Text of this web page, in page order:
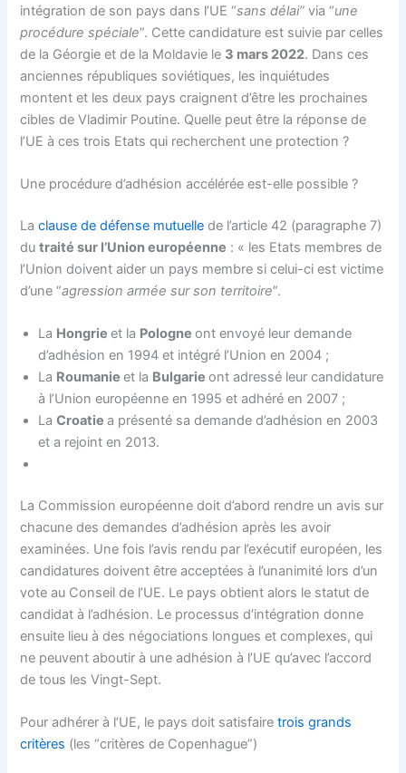
intégration de son pays dans l’UE “sans délai” via “une
procédure spéciale”. Cette candidature est suivie par celles
de la Géorgie et de la Moldavie le 3 mars 2022. Dans ces
anciennes républiques soviétiques, les inquiétudes
montent et les deux pays craignent d’être les prochaines
cibles de Vladimir Poutine. Quelle peut être la réponse de
l’UE à ces trois Etats qui recherchent une protection ?
Une procédure d’adhésion accélérée est-elle possible ?
Laclause de défense mutuelle de l’article 42 (paragraphe 7)
dutraité sur l’Union européenne : « les Etats membres de
l’Union doivent aider un pays membre si celui-ci est victime
d’une “agression armée sur son territoire”.
La Hongrieet la Pologneont envoyé leur demande
d’adhésion en 1994 et intégré l’Union en 2004 ;
La Roumanieet la Bulgarieont adressé leur candidature
à l’Union européenne en 1995 et adhéré en 2007 ;
LaCroatiea présenté sa demande d’adhésion en 2003
et a rejoint en 2013.
La Commission européenne doit d’abord rendre un avis sur
chacune des demandes d’adhésion après les avoir
examinées. Une fois l’avis rendu par l’exécutif européen, les
candidatures doivent être acceptées à l’unanimité lors d’un
vote au Conseil de l’UE. Le pays obtient alors le statut de
candidat à l’adhésion. Le processus d’intégration donne
ensuite lieu à des négociations longues et complexes, qui
ne peuvent aboutir à une adhésion à l’UE qu’avec l’accord
de tous les Vingt-Sept.
Pour adhérer à l’UE, le pays doit satisfairetrois grands
critères (les “critères de Copenhague”)